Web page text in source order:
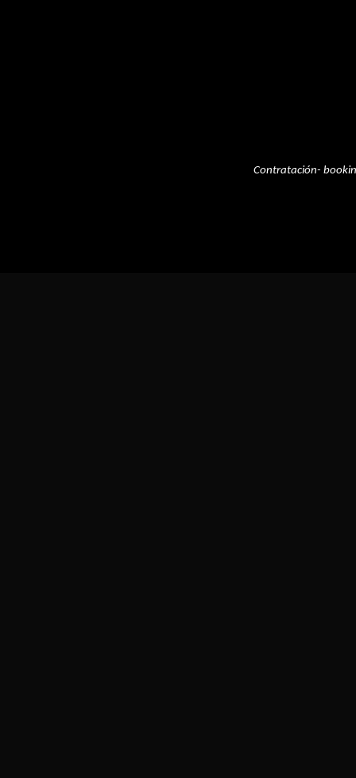
Contratación-